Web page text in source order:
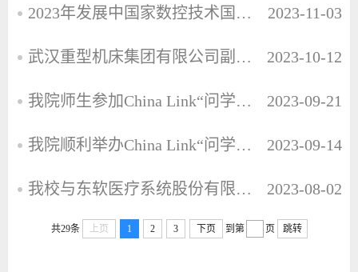
2023年发展中国家数控技术国际培训班在华中科技大学正式开班 2023-11-03
武汉重型机床集团有限公司副总经理陈昳一行来访洽谈卓越工程师培养 2023-10-12
我院师生参加China Link“问学华中大”项目开营仪式 2023-09-21
我院顺利举办China Link“问学华中大”专场暑期研学活动 2023-09-14
我校与东软医疗系统股份有限公司共建“心血管影像设备及临床应用中心” 2023-08-02
共29条 上页 1 2 3 下页 到第 页 跳转